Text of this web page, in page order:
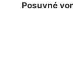
Posuvné